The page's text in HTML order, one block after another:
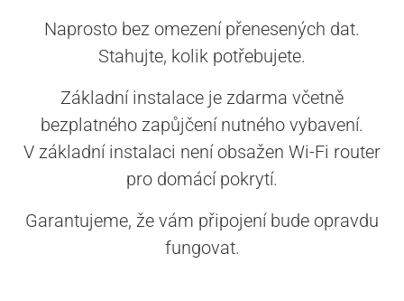
Naprosto bez omezení přenesených dat.
Stahujte, kolik potřebujete.
Základní instalace je zdarma včetně
bezplatného zapůjčení nutného vybavení.
V základní instalaci není obsažen Wi-Fi router
pro domácí pokrytí.
Garantujeme, že vám připojení bude opravdu
fungovat.